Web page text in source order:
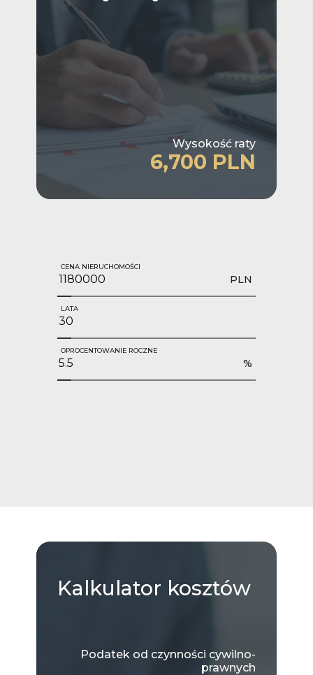
Wysokość raty
6,700 PLN
CENA NIERUCHOMOŚCI
PLN
LATA
OPROCENTOWANIE ROCZNE
%
Kalkulator kosztów
Podatek od czynności cywilno-
prawnych